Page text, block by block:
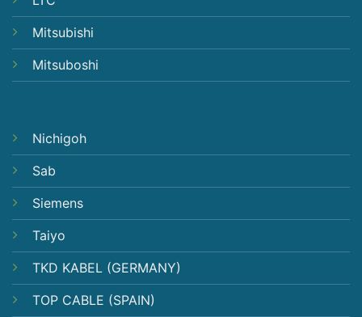
Mitsubishi
Mitsuboshi
Nichigoh
Sab
Siemens
Taiyo
TKD KABEL (GERMANY)
TOP CABLE (SPAIN)